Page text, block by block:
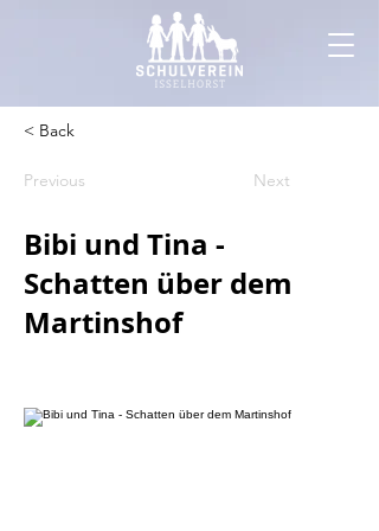
< Back
Previous Next
Bibi und Tina -
Schatten über dem
Martinshof